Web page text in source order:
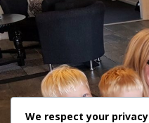
We respect your privacy